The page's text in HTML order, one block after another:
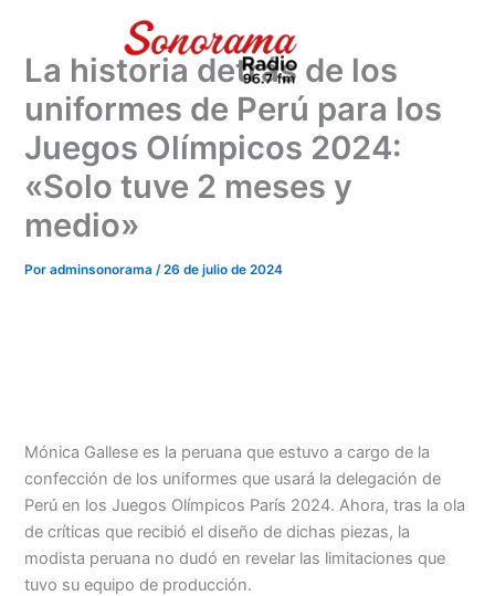
contenido
Menu
La historia detrás de los
uniformes de Perú para los
Juegos Olímpicos 2024:
«Solo tuve 2 meses y
medio»
Poradminsonorama/26 de julio de 2024
Mónica Gallese es la peruana que estuvo a cargo de la
confección de los uniformes que usará la delegación de
Perú en los Juegos Olímpicos París 2024. Ahora, tras la ola
de críticas que recibió el diseño de dichas piezas, la
modista peruana no dudó en revelar las limitaciones que
tuvo su equipo de producción.